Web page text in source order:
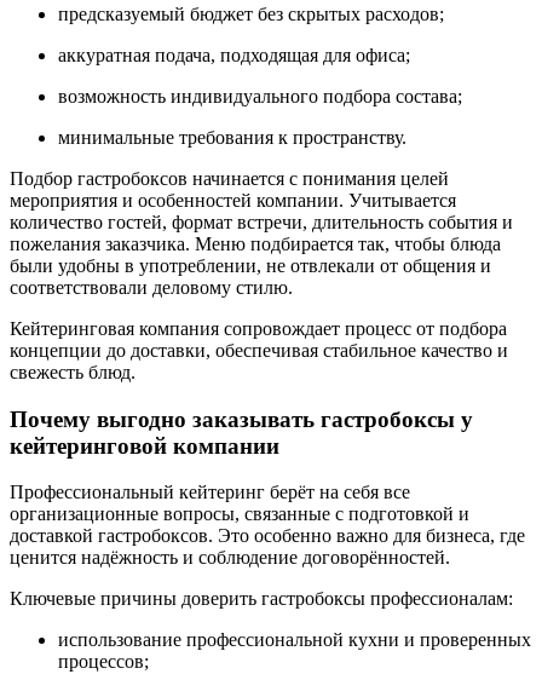
предсказуемый бюджет без скрытых расходов;
аккуратная подача, подходящая для офиса;
возможность индивидуального подбора состава;
минимальные требования к пространству.
Подбор гастробоксов начинается с понимания целей
мероприятия и особенностей компании. Учитывается
количество гостей, формат встречи, длительность события и
пожелания заказчика. Меню подбирается так, чтобы блюда
были удобны в употреблении, не отвлекали от общения и
соответствовали деловому стилю.
Кейтеринговая компания сопровождает процесс от подбора
концепции до доставки, обеспечивая стабильное качество и
свежесть блюд.
Почему выгодно заказывать гастробоксы у
кейтеринговой компании
Профессиональный кейтеринг берёт на себя все
организационные вопросы, связанные с подготовкой и
доставкой гастробоксов. Это особенно важно для бизнеса, где
ценится надёжность и соблюдение договорённостей.
Ключевые причины доверить гастробоксы профессионалам:
использование профессиональной кухни и проверенных
процессов;